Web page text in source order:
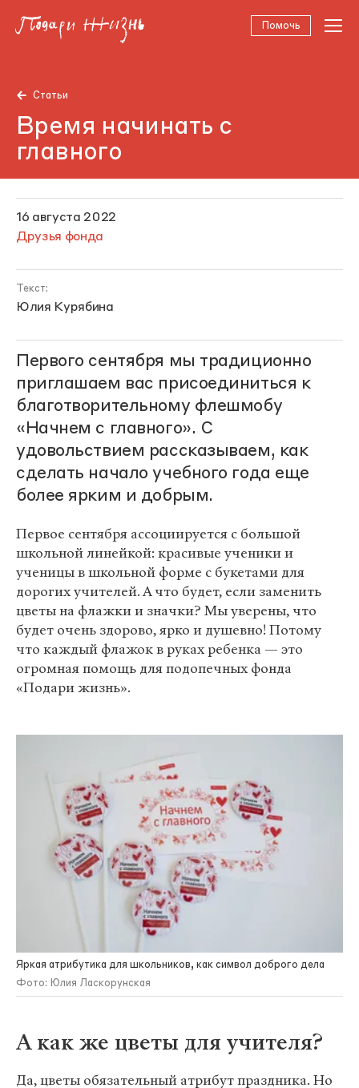
Помочь
Статьи
Время начинать с
главного
16 августа 2022
Друзья фонда
Текст:
Юлия Курябина
Первого сентября мы традиционно
приглашаем вас присоединиться к
благотворительному флешмобу
«Начнем с главного». С
удовольствием рассказываем, как
сделать начало учебного года еще
более ярким и добрым.
Первое сентября ассоциируется с большой
школьной линейкой: красивые ученики и
ученицы в школьной форме с букетами для
дорогих учителей. А что будет, если заменить
цветы на флажки и значки? Мы уверены, что
будет очень здорово, ярко и душевно! Потому
что каждый флажок в руках ребенка — это
огромная помощь для подопечных фонда
«Подари жизнь».
Яркая атрибутика для школьников, как символ доброго дела
Фото: Юлия Ласкорунская
А как же цветы для учителя?
Да, цветы обязательный атрибут праздника. Но